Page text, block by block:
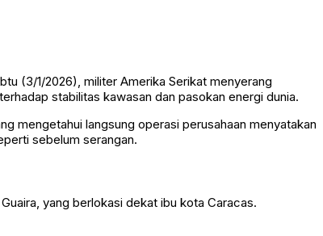
(3/1/2026), militer Amerika Serikat menyerang
stabilitas kawasan dan pasokan energi dunia.
mengetahui langsung operasi perusahaan menyatakan
sebelum serangan.
, yang berlokasi dekat ibu kota Caracas.